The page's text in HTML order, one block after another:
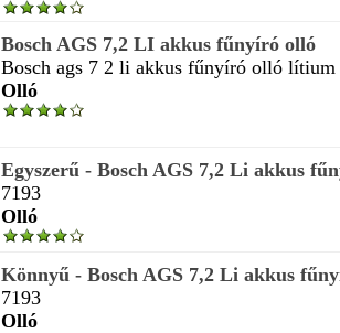
Bosch AGS 7,2 LI akkus fűnyíró olló
Bosch ags 7 2 li akkus fűnyíró olló
Olló
Egyszerű - Bosch AGS 7,2 Li akkus
7193
Olló
Könnyű - Bosch AGS 7,2 Li akkus
7193
Olló